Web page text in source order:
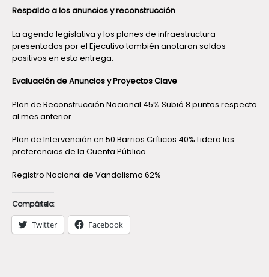
Respaldo a los anuncios y reconstrucción
La agenda legislativa y los planes de infraestructura
presentados por el Ejecutivo también anotaron saldos
positivos en esta entrega:
Evaluación de Anuncios y Proyectos Clave
Plan de Reconstrucción Nacional 45% Subió 8 puntos respecto
al mes anterior
Plan de Intervención en 50 Barrios Críticos 40% Lidera las
preferencias de la Cuenta Pública
Registro Nacional de Vandalismo 62%
Compártelo:
Twitter Facebook